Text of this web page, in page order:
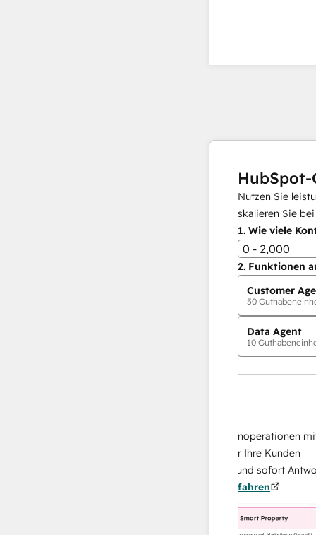
HubSpot-
Nutzen Sie
skalieren Sie
1. Wie viele
0 - 2,000
2. Funktionen
Customer
50
Data Agent
10
Skalieren Sie Ihrer Datenoperationen mit
KI-gestützten Agent, der Ihre Kunden
recherchiert, analysiert und sofort Antworten
Mehr erfahren